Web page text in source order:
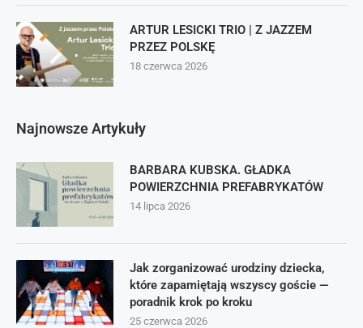
ARTUR LESICKI TRIO | Z JAZZEM
PRZEZ POLSKĘ
18 czerwca 2026
Najnowsze Artykuły
BARBARA KUBSKA. GŁADKA
POWIERZCHNIA PREFABRYKATÓW
14 lipca 2026
Jak zorganizować urodziny dziecka,
które zapamiętają wszyscy goście —
poradnik krok po kroku
25 czerwca 2026